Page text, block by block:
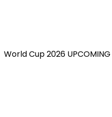
World Cup 2026 UPCOMING